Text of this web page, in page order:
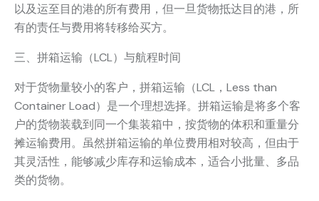
以及运至目的港的所有费用，但一旦货物抵达目的港，所
有的责任与费用将转移给买方。
三、拼箱运输（LCL）与航程时间
对于货物量较小的客户，拼箱运输（LCL，Less than
Container Load）是一个理想选择。拼箱运输是将多个客
户的货物装载到同一个集装箱中，按货物的体积和重量分
摊运输费用。虽然拼箱运输的单位费用相对较高，但由于
其灵活性，能够减少库存和运输成本，适合小批量、多品
类的货物。